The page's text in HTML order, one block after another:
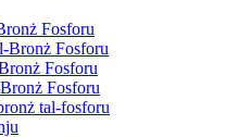
Fosforu
Bronż Fosforu
Fosforu
Fosforu
tal-fosforu